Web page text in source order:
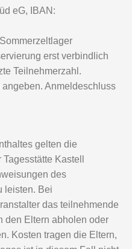
in Ebersroith
Ein voller Erfolg
Camp war ein echtes
Kindern: „Es war einfach
spannend, lehrreich und
kleine Herausforderungen
gehörten dazu.
die nächtlichen
die leuchtende
die großen Teleskope
Greifen nah, ein weit
nah wirkte – pure